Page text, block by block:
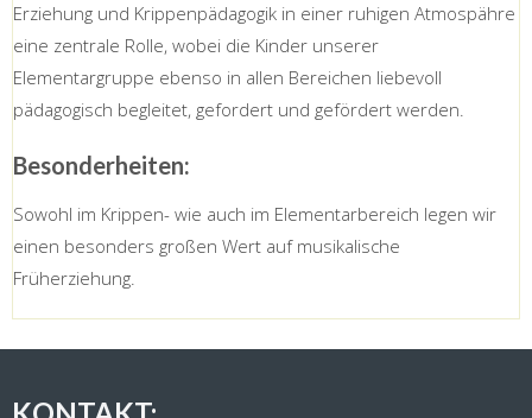
Erziehung und Krippenpädagogik in einer ruhigen Atmospähre
eine zentrale Rolle, wobei die Kinder unserer
Elementargruppe ebenso in allen Bereichen liebevoll
pädagogisch begleitet, gefordert und gefördert werden.
Besonderheiten:
Sowohl im Krippen- wie auch im Elementarbereich legen wir
einen besonders großen Wert auf musikalische
Früherziehung.